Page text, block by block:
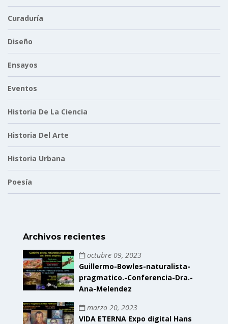
Curaduría
Diseño
Ensayos
Eventos
Historia De La Ciencia
Historia Del Arte
Historia Urbana
Poesía
Archivos recientes
octubre 09, 2023
Guillermo-Bowles-naturalista-
pragmatico.-Conferencia-Dra.-
Ana-Melendez
marzo 20, 2023
VIDA ETERNA Expo digital Hans